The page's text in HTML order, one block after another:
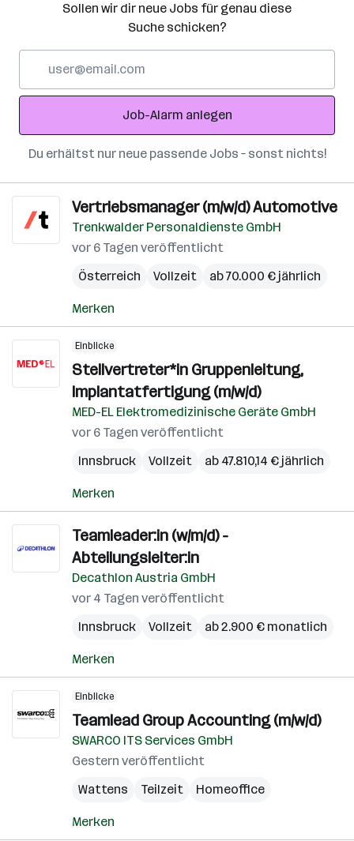
Sollen wir dir neue Jobs für genau diese
Suche schicken?
Adresse
Job-Alarm anlegen
Du erhältst nur neue passende Jobs – sonst nichts!
Vertriebsmanager (m/w/d) Automotive
Trenkwalder Personaldienste GmbH
vor 6 Tagen veröffentlicht
Österreich
Vollzeit ab 70.000 € jährlich
Merken
Einblicke
Stellvertreter*in Gruppenleitung,
Implantatfertigung (m/w/d)
MED-EL Elektromedizinische Geräte GmbH
vor 6 Tagen veröffentlicht
Innsbruck
Vollzeit ab 47.810,14 € jährlich
Merken
Teamleader:in (w/m/d) -
Abteilungsleiter:in
Decathlon Austria GmbH
vor 4 Tagen veröffentlicht
Innsbruck
Vollzeit ab 2.900 € monatlich
Merken
Einblicke
Teamlead Group Accounting (m/w/d)
SWARCO ITS Services GmbH
Gestern veröffentlicht
Wattens
Teilzeit Homeoffice
Merken